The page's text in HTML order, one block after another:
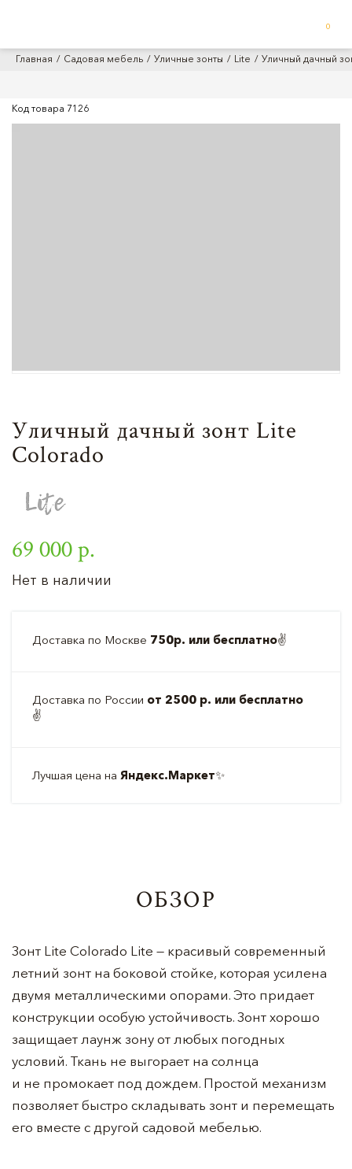
0
Главная Садовая мебель Уличные зонты Lite Уличный дачный
Код товара 7126
Уличный дачный зонт Lite
Colorado
69 000 р.
Нет в наличии
Доставка по Москве 750р. или бесплатно✌️
Доставка по России от 2500 р. или бесплатно
✌️
Лучшая цена на Яндекс.Маркет✨
ОБЗОР
Зонт Lite Colorado Lite — красивый современный
летний зонт на боковой стойке, которая усилена
двумя металлическими опорами. Это придает
конструкции особую устойчивость. Зонт хорошо
защищает лаунж зону от любых погодных
условий. Ткань не выгорает на солнца
и не промокает под дождем. Простой механизм
позволяет быстро складывать зонт и перемещать
его вместе с другой садовой мебелью.